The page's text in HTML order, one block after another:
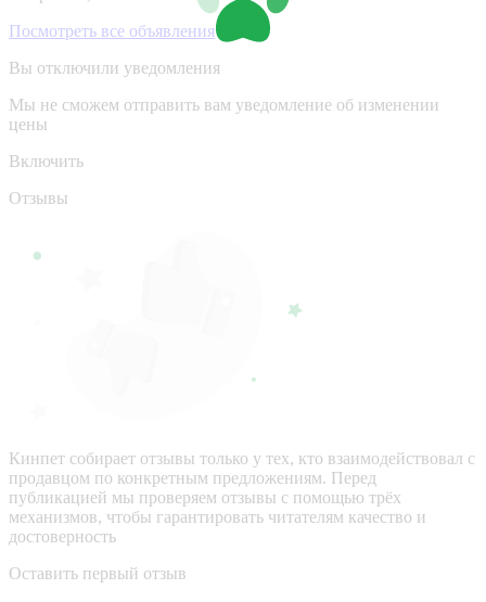
Посмотреть все объявления
Вы отключили уведомления
Мы не сможем отправить вам уведомление об изменении
цены
Включить
Отзывы
Кинпет собирает отзывы только у тех, кто взаимодействовал с
продавцом по конкретным предложениям. Перед
публикацией мы проверяем отзывы с помощью трёх
механизмов, чтобы гарантировать читателям качество и
достоверность
Оставить первый отзыв